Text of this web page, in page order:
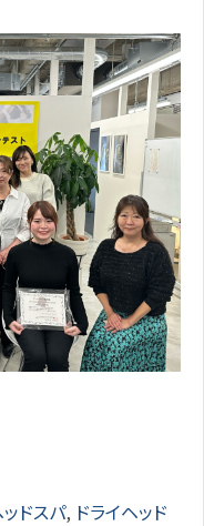
ドスパ, ドライヘッド